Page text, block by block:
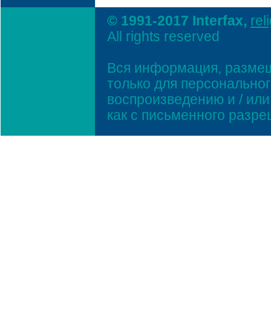
© 1991-2017 Interfax,
All rights reserved
Вся информация,
только для
воспроизведению и /
как с письменного